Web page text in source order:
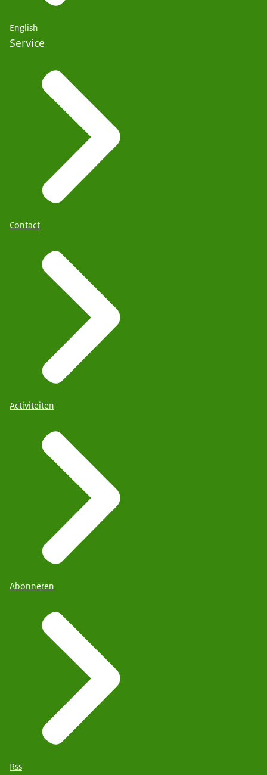
English
Service
Contact
Activiteiten
Abonneren
Rss